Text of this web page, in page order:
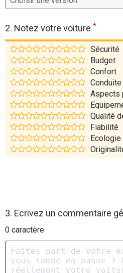
Services
Forum
Moto
Marques
2. Notez votre voiture *
Sécurité
Budget
Confort
Conduite
Aspects
Qualité
Fiabilité
Ecologie
3. Ecrivez un commentaire
0 caractère